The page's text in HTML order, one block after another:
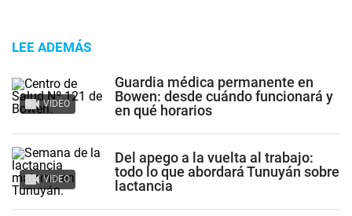
LEE ADEMÁS
VIDEO
Guardia médica permanente en
Bowen: desde cuándo funcionará y
en qué horarios
VIDEO
Del apego a la vuelta al trabajo:
todo lo que abordará Tunuyán sobre
lactancia